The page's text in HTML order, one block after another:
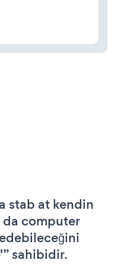
stab at kendin
computer
sahibidir.